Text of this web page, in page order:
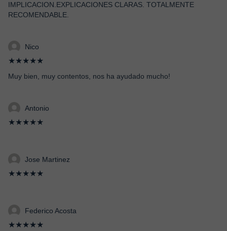
IMPLICACION.EXPLICACIONES CLARAS. TOTALMENTE
RECOMENDABLE.
Nico
★★★★★
Muy bien, muy contentos, nos ha ayudado mucho!
Antonio
★★★★★
Jose Martinez
★★★★★
Federico Acosta
★★★★★